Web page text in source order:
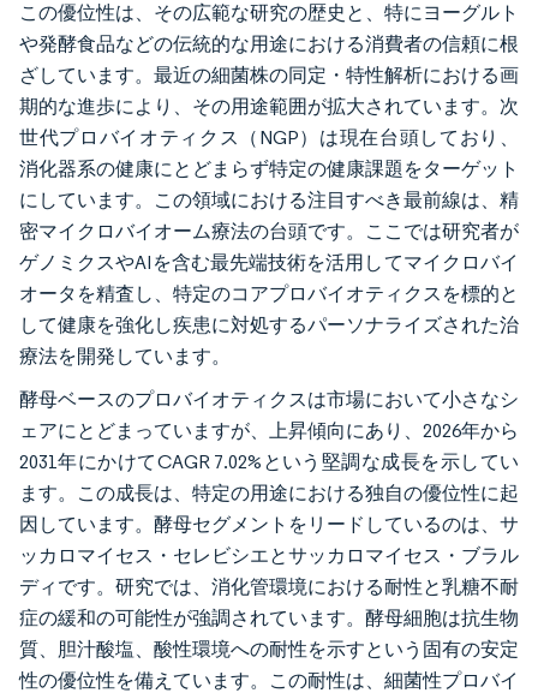
この優位性は、その広範な研究の歴史と、特にヨーグルト
や発酵食品などの伝統的な用途における消費者の信頼に根
ざしています。最近の細菌株の同定・特性解析における画
期的な進歩により、その用途範囲が拡大されています。次
世代プロバイオティクス（NGP）は現在台頭しており、
消化器系の健康にとどまらず特定の健康課題をターゲット
にしています。この領域における注目すべき最前線は、精
密マイクロバイオーム療法の台頭です。ここでは研究者が
ゲノミクスやAIを含む最先端技術を活用してマイクロバイ
オータを精査し、特定のコアプロバイオティクスを標的と
して健康を強化し疾患に対処するパーソナライズされた治
療法を開発しています。
酵母ベースのプロバイオティクスは市場において小さなシ
ェアにとどまっていますが、上昇傾向にあり、2026年から
2031年にかけてCAGR 7.02%という堅調な成長を示してい
ます。この成長は、特定の用途における独自の優位性に起
因しています。酵母セグメントをリードしているのは、サ
ッカロマイセス・セレビシエとサッカロマイセス・ブラル
ディです。研究では、消化管環境における耐性と乳糖不耐
症の緩和の可能性が強調されています。酵母細胞は抗生物
質、胆汁酸塩、酸性環境への耐性を示すという固有の安定
性の優位性を備えています。この耐性は、細菌性プロバイ